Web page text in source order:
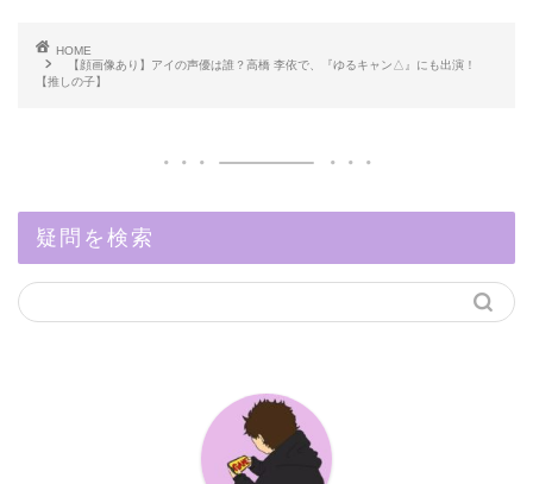
HOME
【顔画像あり】アイの声優は誰？高橋 李依で、『ゆるキャン△』にも出演！
【推しの子】
疑問を検索